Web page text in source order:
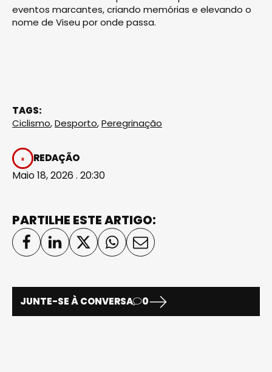
eventos marcantes, criando memórias e elevando o
nome de Viseu por onde passa.
TAGS:
Ciclismo,Desporto,Peregrinação
REDAÇÃO
Maio 18, 2026 . 20:30
PARTILHE ESTE ARTIGO:
JUNTE-SE À CONVERSA 0